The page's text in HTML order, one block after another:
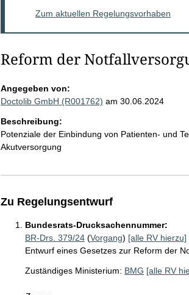
Zum aktuellen Regelungsvorhaben
Reform der
Angegeben von:
Doctolib GmbH (R001762) am 30.06.2024
Beschreibung:
Potenziale der Einbindung von Patienten- und
Akutversorgung
Zu Regelungsentwurf
Bundesrats-Drucksachennummer:
BR-Drs. 379/24(Vorgang) [alle RV hierzu]
Entwurf eines Gesetzes zur Reform der
Zuständiges Ministerium: BMG [alle RV